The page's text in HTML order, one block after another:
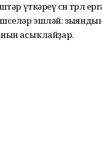
үткәреү өсөн төрлө
эшләй:
асыҡлайҙар.